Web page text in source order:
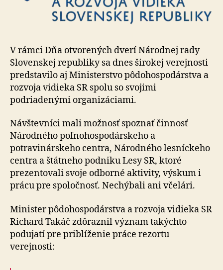
V rámci Dňa otvorených dverí Národnej rady
Slovenskej republiky sa dnes širokej verejnosti
predstavilo aj Ministerstvo pôdohospodárstva a
rozvoja vidieka SR spolu so svojimi
podriadenými organizáciami.
Návštevníci mali možnosť spoznať činnosť
Národného poľnohospodárskeho a
potravinárskeho centra, Ná­rod­né­ho lesníckeho
centra a štátneho podniku Lesy SR, ktoré
prezentovali svoje odborné aktivity, výskum i
prácu pre spoločnosť. Nechýbali ani včelári.
Minister pôdohospodárstva a rozvoja vidieka SR
Richard Takáč zdôraznil význam takýchto
podujatí pre priblíženie práce rezortu
verejnosti: